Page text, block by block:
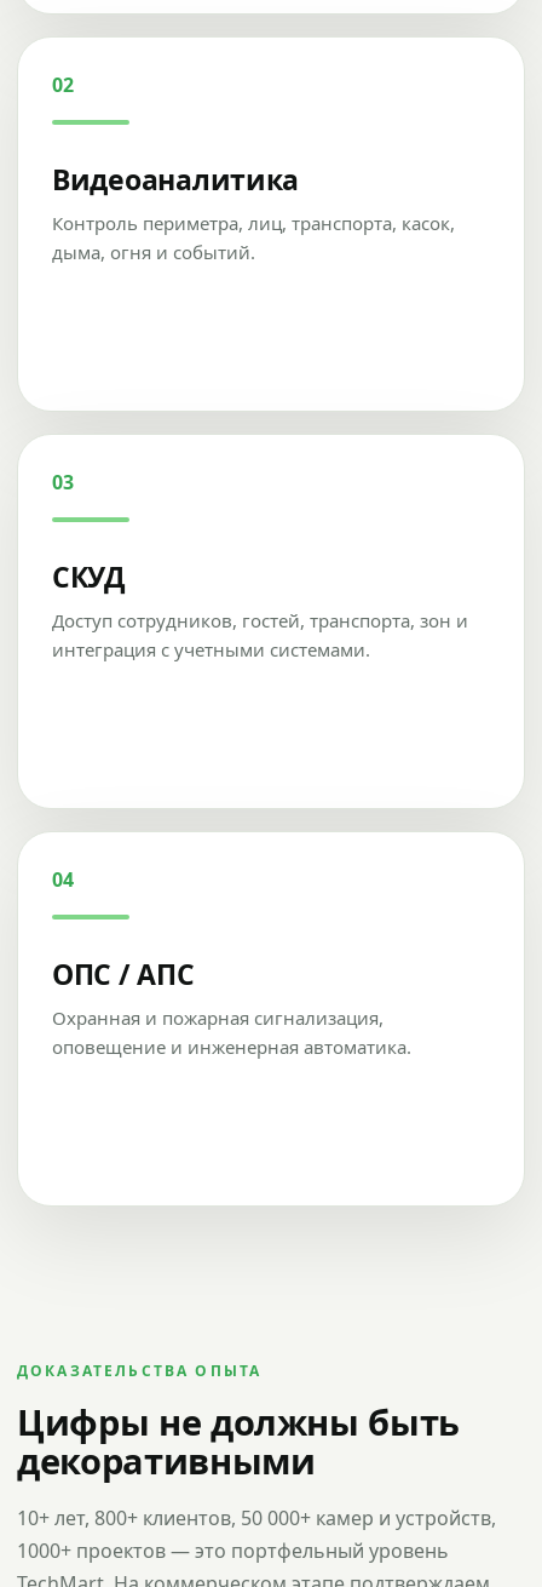
02
Видеоаналитика
Контроль периметра, лиц, транспорта, касок,
дыма, огня и событий.
03
СКУД
Доступ сотрудников, гостей, транспорта, зон и
интеграция с учетными системами.
04
ОПС / АПС
Охранная и пожарная сигнализация,
оповещение и инженерная автоматика.
ДОКАЗАТЕЛЬСТВА ОПЫТА
Цифры не должны быть
декоративными
10+ лет, 800+ клиентов, 50 000+ камер и устройств,
1000+ проектов — это портфельный уровень